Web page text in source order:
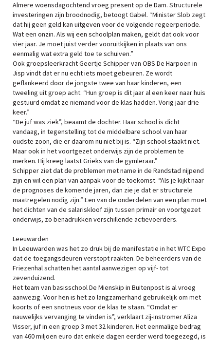
Almere woensdagochtend vroeg present op de Dam. Structurele
investeringen zijn broodnodig, betoogt Gabel. “Minister Slob zegt
dat hij geen geld kan uitgeven voor de volgende regeerperiode.
Wat een onzin. Als wij een schoolplan maken, geldt dat ook voor
vier jaar. Je moet juist verder vooruitkijken in plaats van ons
eenmalig wat extra geld toe te schuiven.”
Ook groepsleerkracht Geertje Schipper van OBS De Harpoen in
Jisp vindt dat er nu echt iets moet gebeuren. Ze wordt
geflankeerd door de jongste twee van haar kinderen, een
tweeling uit groep acht. “Hun groep is dit jaar al een keer naar huis
gestuurd omdat ze niemand voor de klas hadden. Vorig jaar drie
keer.”
“De juf was ziek”, beaamt de dochter. Haar school is dicht
vandaag, in tegenstelling tot de middelbare school van haar
oudste zoon, die er daarom nu niet bij is. “Zijn school staakt niet.
Maar ook in het voortgezet onderwijs zijn de problemen te
merken. Hij kreeg laatst Grieks van de gymleraar.”
Schipper ziet dat de problemen met name in de Randstad nijpend
zijn en wil een plan van aanpak voor de toekomst. “Als je kijkt naar
de prognoses de komende jaren, dan zie je dat er structurele
maatregelen nodig zijn.” Een van de onderdelen van een plan moet
het dichten van de salariskloof zijn tussen primair en voortgezet
onderwijs, zo benadrukken verschillende actievoerders.
Leeuwarden
In Leeuwarden was het zo druk bij de manifestatie in het WTC Expo
dat de toegangsdeuren verstopt raakten. De beheerders van de
Friezenhal schatten het aantal aanwezigen op vijf- tot
zevenduizend.
Het team van basisschool De Mienskip in Buitenpost is al vroeg
aanwezig. Voor hen is het zo langzamerhand gebruikelijk om met
koorts of een snotneus voor de klas te staan. “Omdat er
nauwelijks vervanging te vinden is”, verklaart zij-instromer Aliza
Visser, juf in een groep 3 met 32 kinderen. Het eenmalige bedrag
van 460 miljoen euro dat enkele dagen eerder werd toegezegd, is